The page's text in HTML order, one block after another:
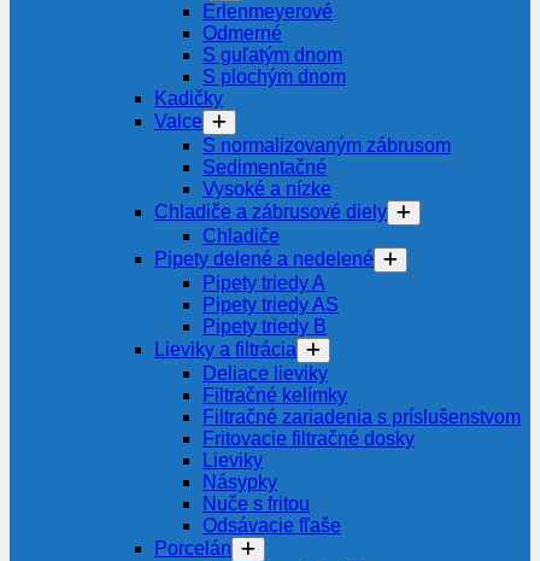
Erlenmeyerové
Odmerné
S guľatým dnom
S plochým dnom
Kadičky
Valce
S normalizovaným zábrusom
Sedimentačné
Vysoké a nízke
Chladiče a zábrusové diely
Chladiče
Pipety delené a nedelené
Pipety triedy A
Pipety triedy AS
Pipety triedy B
Lieviky a filtrácia
Deliace lieviky
Filtračné kelímky
Filtračné zariadenia s príslušenstvom
Fritovacie filtračné dosky
Lieviky
Násypky
Nuče s fritou
Odsávacie fľaše
Porcelán